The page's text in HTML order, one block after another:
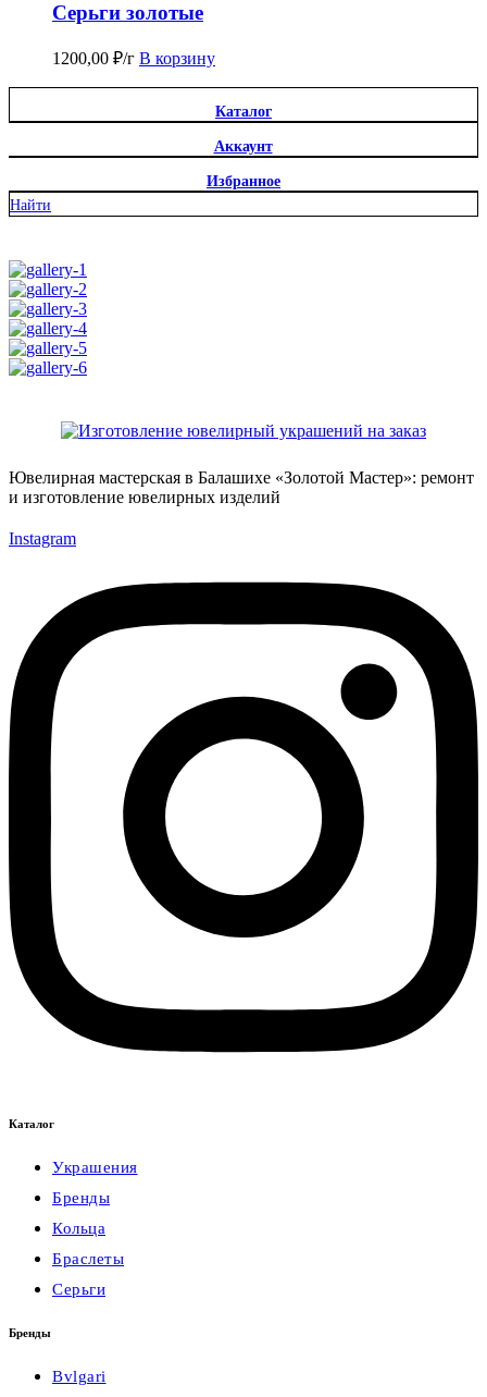
Серьги золотые
1200,00 ₽/г В корзину
Каталог
Аккаунт
Избранное
Найти
Ювелирная мастерская в Балашихе «Золотой Мастер»: ремонт
и изготовление ювелирных изделий
Instagram
Каталог
Украшения
Бренды
Кольца
Браслеты
Серьги
Бренды
Bvlgari